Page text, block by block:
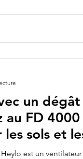
un dégât
au FD 4000
les sols et
est un ventilateur